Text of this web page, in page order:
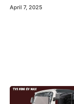
April 7, 2025